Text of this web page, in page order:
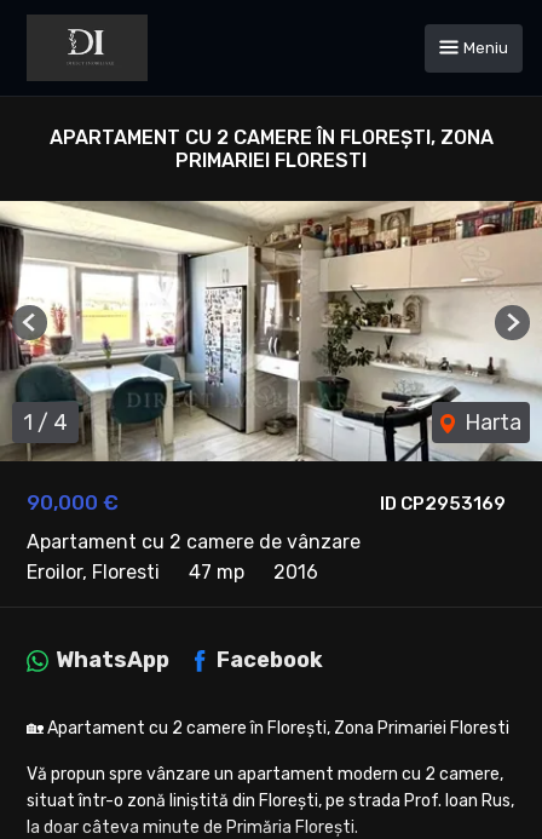
Meniu
APARTAMENT CU 2 CAMERE ÎN FLOREȘTI, ZONA
PRIMARIEI FLORESTI
ID CP2953169
90,000 €
Apartament cu 2 camere de vânzare
Eroilor, Floresti
47 mp 2016
1 / 4 Harta
Previous
WhatsApp Facebook
🏡 Apartament cu 2 camere în Florești, Zona Primariei Floresti
Vă propun spre vânzare un apartament modern cu 2 camere,
situat într-o zonă liniștită din Florești, pe strada Prof. Ioan Rus,
la doar câteva minute de Primăria Florești.